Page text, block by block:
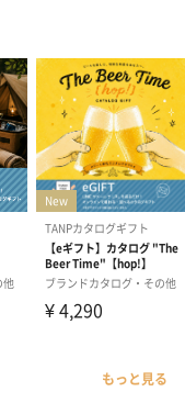
もっと見る